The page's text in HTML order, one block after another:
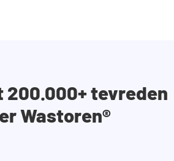
200.000+ tevreden
Wastoren®